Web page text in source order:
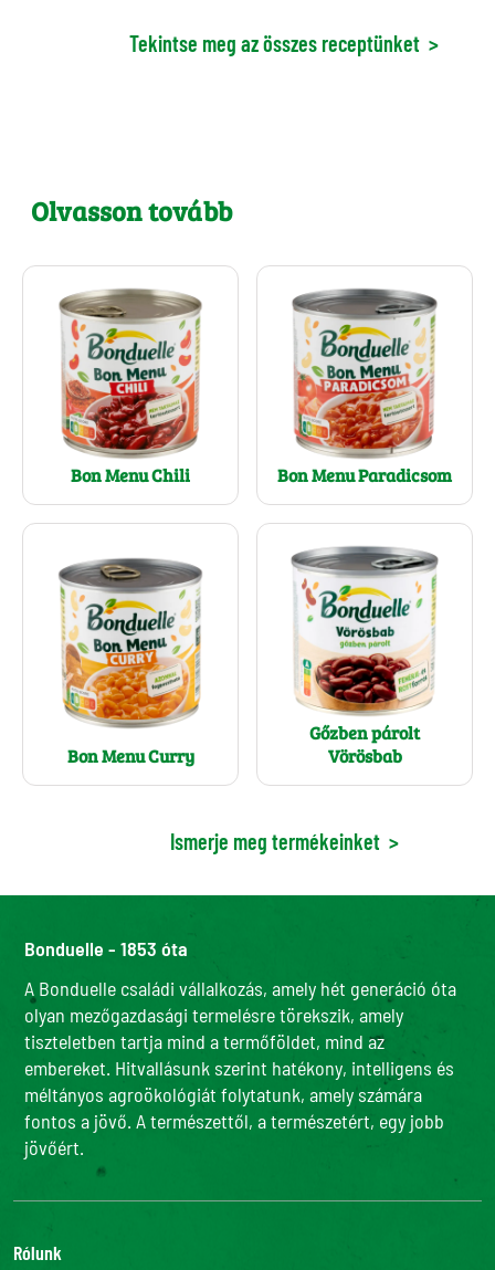
Tekintse meg az összes receptünket >
Olvasson tovább
Bon Menu Chili Bon Menu Paradicsom
Bon Menu Curry
Gőzben párolt
Vörösbab
Ismerje meg termékeinket >
Bonduelle - 1853 óta
A Bonduelle családi vállalkozás, amely hét generáció óta
olyan mezőgazdasági termelésre törekszik, amely
tiszteletben tartja mind a termőföldet, mind az
embereket. Hitvallásunk szerint hatékony, intelligens és
méltányos agroökológiát folytatunk, amely számára
fontos a jövő. A természettől, a természetért, egy jobb
jövőért.
Rólunk